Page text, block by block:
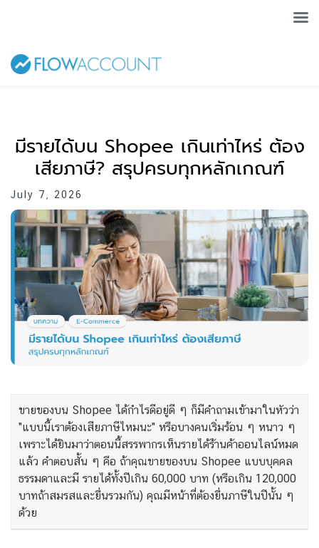
มีรายได้บน Shopee เกินเท่าไหร่ ต้อง
เสียภาษี? สรุปครบทุกหลักเกณฑ์
July 7, 2026
ขายของบน Shopee ได้กำไรดีอยู่ดี ๆ ก็มีคำถามเข้ามาในหัวว่า
"แบบนี้เราต้องเสียภาษีไหมนะ" หรือบางคนเริ่มร้อน ๆ หนาว ๆ
เพราะได้ยินมาว่าตอนนี้สรรพากรเห็นรายได้ร้านค้าออนไลน์หมด
แล้ว คำตอบสั้น ๆ คือ ถ้าคุณขายของบน Shopee แบบบุคคล
ธรรมดาและมี รายได้ทั้งปีเกิน 60,000 บาท (หรือเกิน 120,000
บาทถ้าสมรสและยื่นรวมกัน) คุณมีหน้าที่ต้องยื่นภาษีในปีนั้น ๆ
ด้วย